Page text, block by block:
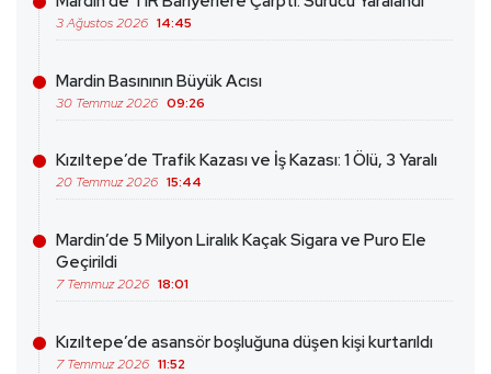
3 Ağustos 2026 14:45
Mardin Basınının Büyük Acısı
30 Temmuz 2026 09:26
Kızıltepe’de Trafik Kazası ve İş Kazası: 1 Ölü, 3 Yaralı
20 Temmuz 2026 15:44
Mardin’de 5 Milyon Liralık Kaçak Sigara ve Puro Ele
Geçirildi
7 Temmuz 2026 18:01
Kızıltepe’de asansör boşluğuna düşen kişi kurtarıldı
7 Temmuz 2026 11:52